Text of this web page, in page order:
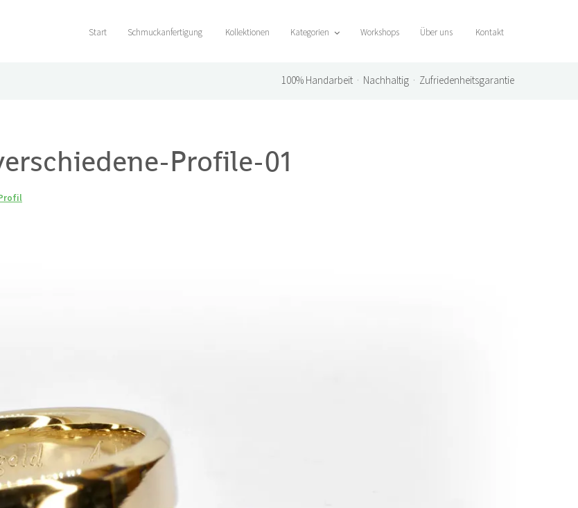
Start Schmuckanfertigung Kollektionen Kategorien Workshops Über uns Kontakt
100% Handarbeit · Nachhaltig · Zufriedenheitsgarantie
Profile-01